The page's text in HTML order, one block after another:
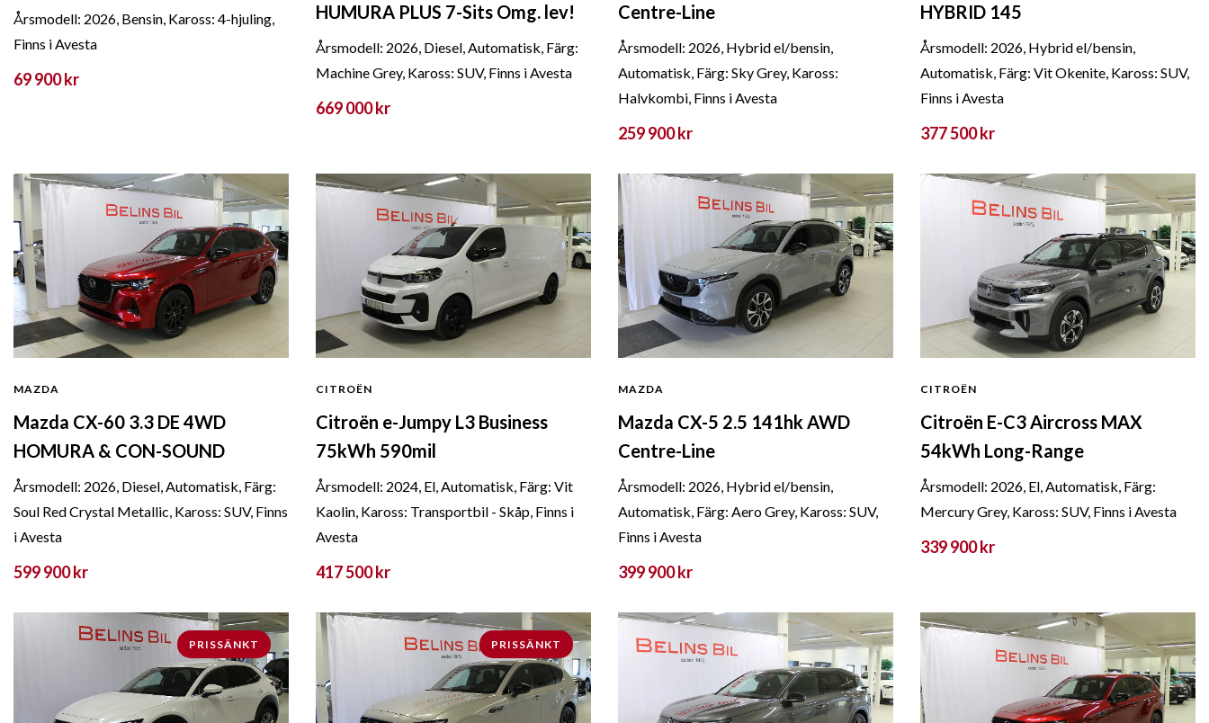
Årsmodell: 2026, Bensin, Kaross: 4-hjuling,
Finns i Avesta
69 900 kr
HUMURA PLUS 7-Sits Omg. lev!
Årsmodell: 2026, Diesel, Automatisk, Färg:
Machine Grey, Kaross: SUV, Finns i Avesta
669 000 kr
Centre-Line
Årsmodell: 2026, Hybrid el/bensin,
Automatisk, Färg: Sky Grey, Kaross:
Halvkombi, Finns i Avesta
259 900 kr
HYBRID 145
Årsmodell: 2026, Hybrid el/bensin,
Automatisk, Färg: Vit Okenite, Kaross: SUV,
Finns i Avesta
377 500 kr
MAZDA
Mazda CX-60 3.3 DE 4WD
HOMURA & CON-SOUND
Årsmodell: 2026, Diesel, Automatisk, Färg:
Soul Red Crystal Metallic, Kaross: SUV, Finns
i Avesta
599 900 kr
CITROËN
Citroën e-Jumpy L3 Business
75kWh 590mil
Årsmodell: 2024, El, Automatisk, Färg: Vit
Kaolin, Kaross: Transportbil - Skåp, Finns i
Avesta
417 500 kr
MAZDA
Mazda CX-5 2.5 141hk AWD
Centre-Line
Årsmodell: 2026, Hybrid el/bensin,
Automatisk, Färg: Aero Grey, Kaross: SUV,
Finns i Avesta
399 900 kr
CITROËN
Citroën E-C3 Aircross MAX
54kWh Long-Range
Årsmodell: 2026, El, Automatisk, Färg:
Mercury Grey, Kaross: SUV, Finns i Avesta
339 900 kr
PRISSÄNKT PRISSÄNKT